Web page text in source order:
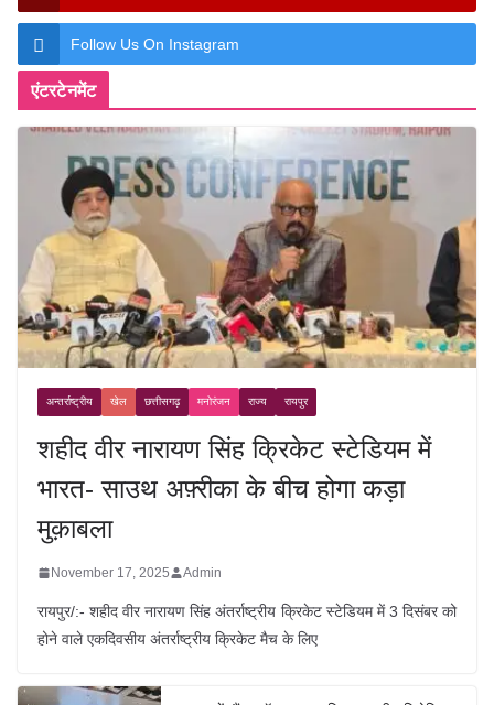
Follow Us On Instagram
एंटरटेनमेंट
अन्तर्राष्ट्रीय खेल छत्तीसगढ़ मनोरंजन राज्य रायपुर
शहीद वीर नारायण सिंह क्रिकेट स्टेडियम में
भारत- साउथ अफ़्रीका के बीच होगा कड़ा
मुक़ाबला
November 17, 2025 Admin
रायपुर/:- शहीद वीर नारायण सिंह अंतर्राष्ट्रीय क्रिकेट स्टेडियम में 3 दिसंबर को
होने वाले एकदिवसीय अंतर्राष्ट्रीय क्रिकेट मैच के लिए